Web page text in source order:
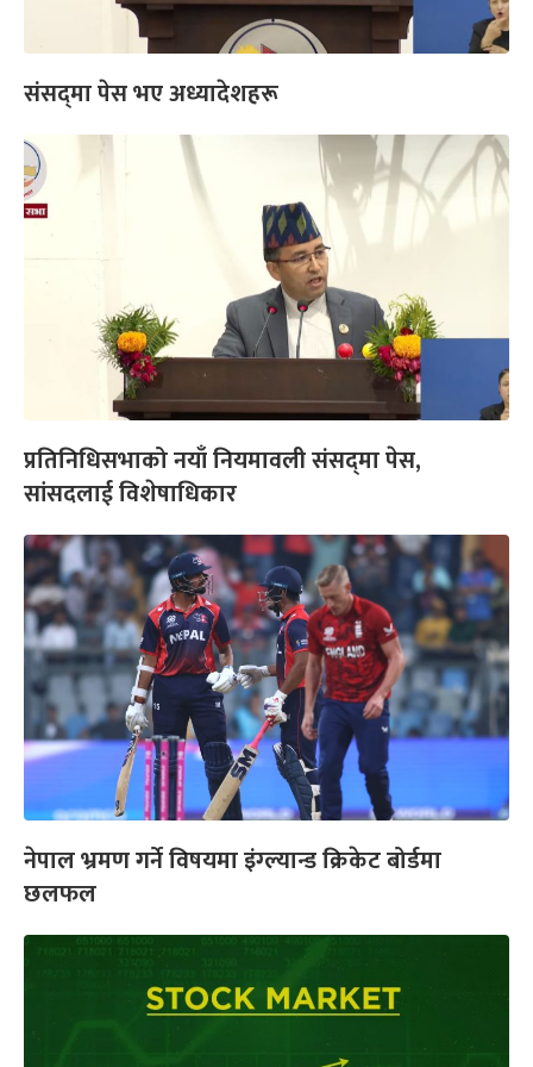
संसद्‌मा पेस भए अध्यादेशहरू
प्रतिनिधिसभाको नयाँ नियमावली संसद्‌मा पेस,
सांसदलाई विशेषाधिकार
नेपाल भ्रमण गर्ने विषयमा इंग्ल्यान्ड क्रिकेट बोर्डमा
छलफल